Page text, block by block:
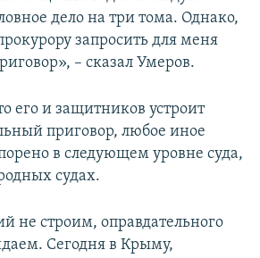
дело на три тома. Однако,
запросить для меня
– сказал Умеров.
его и защитников устроит
приговор, любое иное
в следующем уровне суда,
судах.
не строим, оправдательного
Сегодня в Крыму,